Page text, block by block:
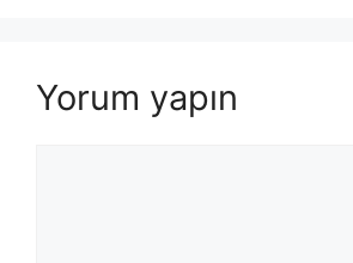
Yorum yapın